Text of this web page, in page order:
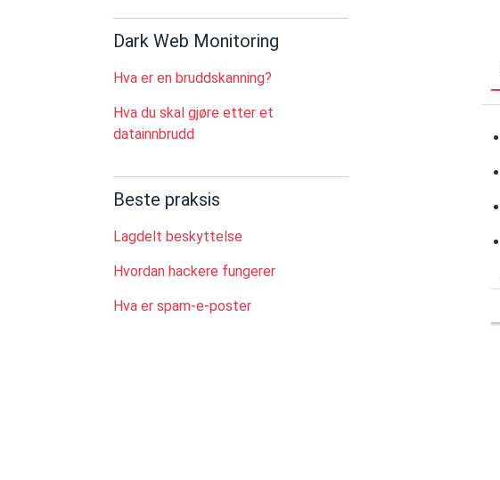
Dark Web Monitoring
Hva er en bruddskanning?
Hva du skal gjøre etter et
datainnbrudd
Beste praksis
Lagdelt beskyttelse
Hvordan hackere fungerer
Hva er spam-e-poster